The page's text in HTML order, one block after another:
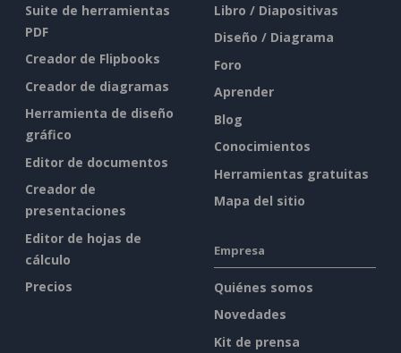
Suite de herramientas
PDF
Creador de Flipbooks
Creador de diagramas
Herramienta de diseño
gráfico
Editor de documentos
Creador de
presentaciones
Editor de hojas de
cálculo
Precios
Libro / Diapositivas
Diseño / Diagrama
Foro
Aprender
Blog
Conocimientos
Herramientas gratuitas
Mapa del sitio
Empresa
Quiénes somos
Novedades
Kit de prensa